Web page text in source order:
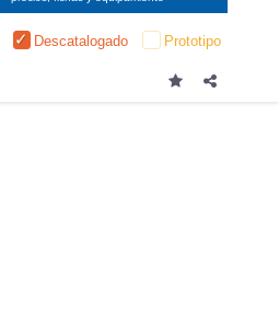
Descatalogado Prototipo